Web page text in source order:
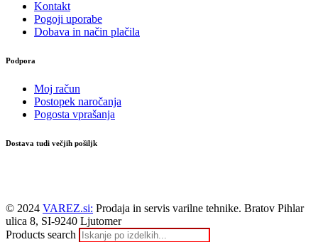
Kontakt
Pogoji uporabe
Dobava in način plačila
Podpora
Moj račun
Postopek naročanja
Pogosta vprašanja
Dostava tudi večjih pošiljk
© 2024 VAREZ.si: Prodaja in servis varilne tehnike. Bratov Pihlar
ulica 8, SI-9240 Ljutomer
Products search